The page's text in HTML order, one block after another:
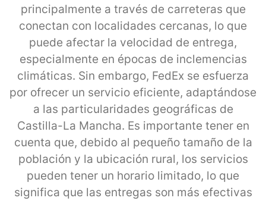
principalmente a través de carreteras que
conectan con localidades cercanas, lo que
puede afectar la velocidad de entrega,
especialmente en épocas de inclemencias
climáticas. Sin embargo, FedEx se esfuerza
por ofrecer un servicio eficiente, adaptándose
a las particularidades geográficas de
Castilla-La Mancha. Es importante tener en
cuenta que, debido al pequeño tamaño de la
población y la ubicación rural, los servicios
pueden tener un horario limitado, lo que
significa que las entregas son más efectivas